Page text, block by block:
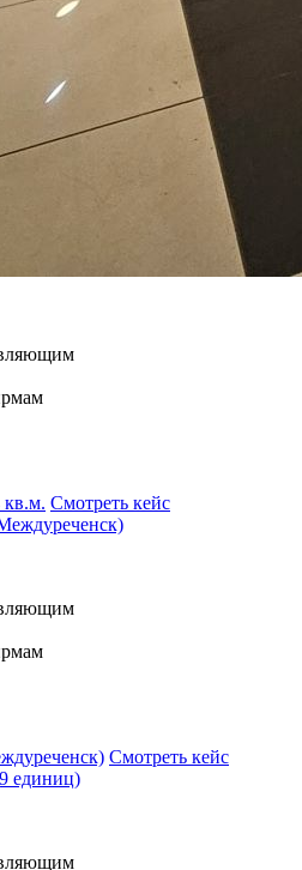
Смотреть кейс
Смотреть кейс